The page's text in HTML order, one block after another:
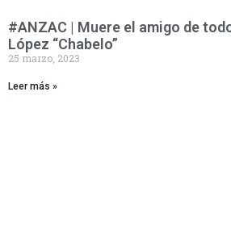
#ANZAC | Muere el amigo de
López “Chabelo”
25 marzo, 2023
Leer más »